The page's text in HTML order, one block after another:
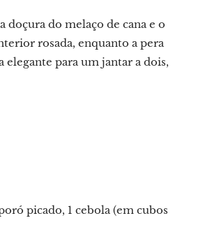
doçura do melaço de cana e o
rosada, enquanto a pera
para um jantar a dois,
picado, 1 cebola (em cubos